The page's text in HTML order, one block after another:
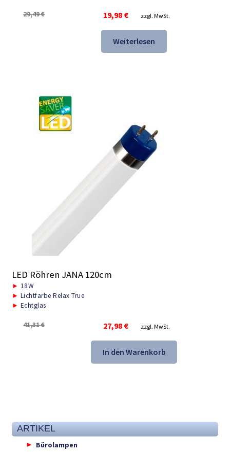
29,49€
Ursprünglicher
Preis
29,49 €
19,98 €
Aktueller
Preis
ist:
19,98 €.
zzgl. MwSt.
Weiterlesen
LED Röhren JANA 120cm
► 18W
► Lichtfarbe Relax True
► Echtglas
41,31€
Ursprünglicher
Preis
war:
41,31 €
27,98 €
Aktueller
Preis
ist:
27,98 €.
zzgl. MwSt.
In den Warenkorb
ARTIKEL
Bürolampen